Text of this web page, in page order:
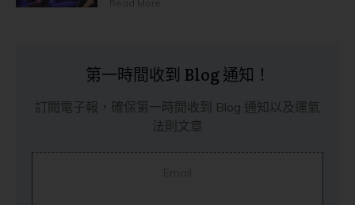
第一時間收到 Blog 通知！
訂閱電子報，確保第一時間收到 Blog 通知以及運氣
法則文章